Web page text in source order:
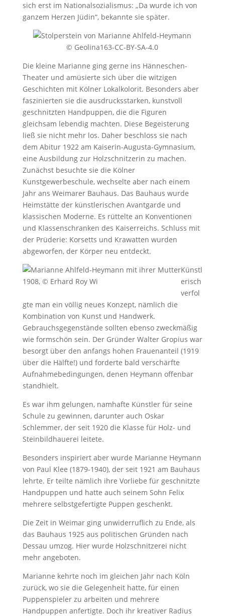
sich erst im Nationalsozialismus: „Da wurde ich von
ganzem Herzen Jüdin“, bekannte sie später.
© Geolina163-CC-BY-SA-4.0
Die kleine Marianne ging gerne ins Hänneschen-
Theater und amüsierte sich über die witzigen
Geschichten mit Kölner Lokalkolorit. Besonders aber
faszinierten sie die ausdrucksstarken, kunstvoll
geschnitzten Handpuppen, die die Figuren
gleichsam lebendig machten. Diese Begeisterung
ließ sie nicht mehr los. Daher beschloss sie nach
dem Abitur 1922 am Kaiserin-Augusta-Gymnasium,
eine Ausbildung zur Holzschnitzerin zu machen.
Zunächst besuchte sie die Kölner
Kunstgewerbeschule, wechselte aber nach einem
Jahr ans Weimarer Bauhaus. Das Bauhaus wurde
Heimstätte der künstlerischen Avantgarde und
klassischen Moderne. Es rüttelte an Konventionen
und Klassenschranken des Kaiserreichs. Schluss mit
der Prüderie: Korsetts und Krawatten wurden
abgeworfen, der Körper neu entdeckt.
1908, © Erhard Roy Wi
Künstl
erisch
verfol
gte man ein völlig neues Konzept, nämlich die
Kombination von Kunst und Handwerk.
Gebrauchsgegenstände sollten ebenso zweckmäßig
wie formschön sein. Der Gründer Walter Gropius war
besorgt über den anfangs hohen Frauenanteil (1919
über die Hälfte!) und forderte bald verschärfte
Aufnahmebedingungen, denen Heymann offenbar
standhielt.
Es war ihm gelungen, namhafte Künstler für seine
Schule zu gewinnen, darunter auch Oskar
Schlemmer, der seit 1920 die Klasse für Holz- und
Steinbildhauerei leitete.
Besonders inspiriert aber wurde Marianne Heymann
von Paul Klee (1879-1940), der seit 1921 am Bauhaus
lehrte. Er teilte nämlich ihre Vorliebe für geschnitzte
Handpuppen und hatte auch seinem Sohn Felix
mehrere selbstgefertigte Puppen geschenkt.
Die Zeit in Weimar ging unwiderruflich zu Ende, als
das Bauhaus 1925 aus politischen Gründen nach
Dessau umzog. Hier wurde Holzschnitzerei nicht
mehr angeboten.
Marianne kehrte noch im gleichen Jahr nach Köln
zurück, wo sie die Gelegenheit hatte, für einen
Puppenspieler zu arbeiten und mehrere
Handpuppen anfertigte. Doch ihr kreativer Radius